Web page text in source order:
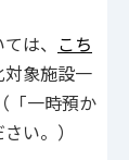
は、 こち
象施設一
「一時預か
い。）